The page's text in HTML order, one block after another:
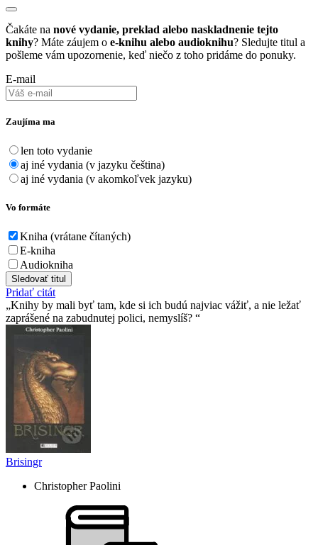
Čakáte na nové vydanie, preklad alebo naskladnenie tejto
knihy? Máte záujem o e-knihu alebo audioknihu? Sledujte titul a
pošleme vám upozornenie, keď niečo z toho pridáme do ponuky.
E-mail
Zaujíma ma
len toto vydanie
aj iné vydania (v jazyku čeština)
aj iné vydania (v akomkoľvek jazyku)
Vo formáte
Kniha (vrátane čítaných)
E-kniha
Audiokniha
Sledovať titul
Pridať citát
Knihy by mali byť tam, kde si ich budú najviac vážiť, a nie ležať
zaprášené na zabudnutej polici, nemyslíš?
Brisingr
Christopher Paolini